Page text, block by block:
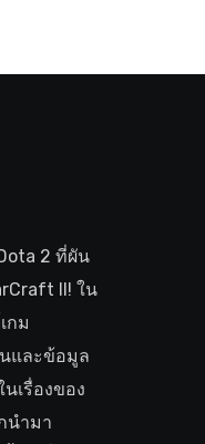
2 ที่ผัน
II! ใน
กม
และข้อมูล
เรื่องของ
นำมา